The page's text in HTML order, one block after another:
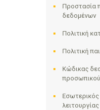
Προστασία
δεδομένων
Πολιτική
Πολιτική
Κώδικας
προσωπικού
Εσωτερικός
λειτουργίας